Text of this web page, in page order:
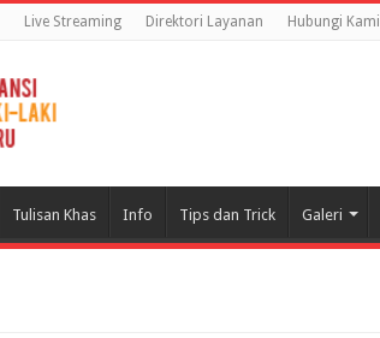
Live Streaming Direktori Layanan Hubungi Kami
Tulisan Khas Info Tips dan Trick Galeri